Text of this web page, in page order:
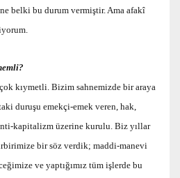
belki bu durum vermiştir. Ama afakî
kıymetli. Bizim sahnemizde bir araya
duruşu emekçi-emek veren, hak,
kapitalizm üzerine kurulu. Biz yıllar
bir söz verdik; maddi-manevi
ve yaptığımız tüm işlerde bu